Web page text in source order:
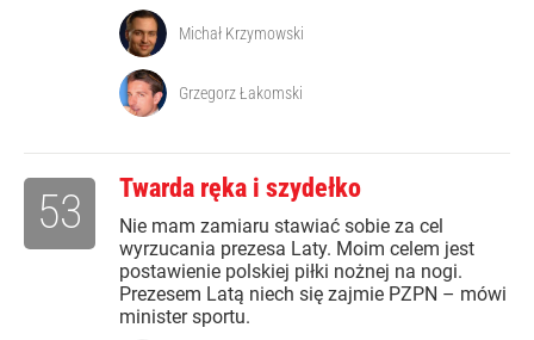
Michał Krzymowski
Grzegorz Łakomski
Twarda ręka i szydełko
Nie mam zamiaru stawiać sobie za cel
wyrzucania prezesa Laty. Moim celem jest
postawienie polskiej piłki nożnej na nogi.
Prezesem Latą niech się zajmie PZPN – mówi
minister sportu.
53